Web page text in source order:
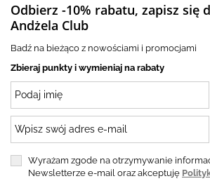
Odbierz -10% rabatu, zapisz się
Andżela Club
Badź na bieżąco z nowościami i promocjami
Zbieraj punkty i wymieniaj na rabaty
Wyrażam zgode na otrzymywanie
Newsletterze e-mail oraz akceptuję